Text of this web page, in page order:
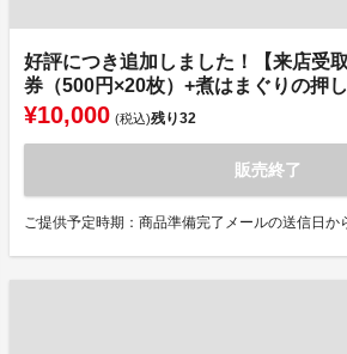
好評につき追加しました！【来店受
券（500円×20枚）+煮はまぐりの押
¥10,000 (税込)残り32
販売終了
ご提供予定時期：商品準備完了メールの送信日か